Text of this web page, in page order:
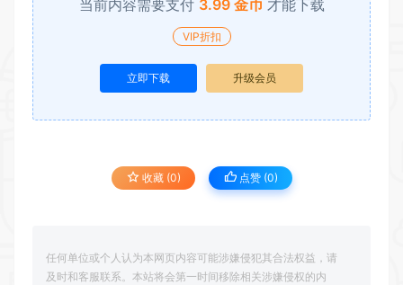
当前内容需要支付 3.99 金币 才能下载
VIP折扣
立即下载 升级会员
收藏 (0) 点赞 (0)
任何单位或个人认为本网页内容可能涉嫌侵犯其合法权益，请
及时和客服联系。本站将会第一时间移除相关涉嫌侵权的内